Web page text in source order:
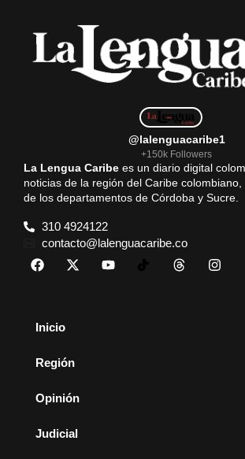
@lalenguacaribe1
+150k Followers
La Lengua Caribe es un diario digital
noticias de la región del Caribe
de los departamentos de Córdoba y Sucre.
310 4924122
contacto@lalenguacaribe.co
Inicio
Región
Opinión
Judicial